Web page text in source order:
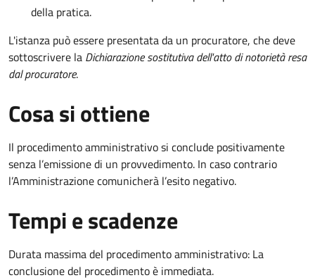
della pratica.
L'istanza può essere presentata da un procuratore, che deve
sottoscrivere la Dichiarazione sostitutiva dell'atto di notorietà resa
dal procuratore.
Cosa si ottiene
Il procedimento amministrativo si conclude positivamente
senza l’emissione di un provvedimento. In caso contrario
l’Amministrazione comunicherà l’esito negativo.
Tempi e scadenze
Durata massima del procedimento amministrativo: La
conclusione del procedimento è immediata.